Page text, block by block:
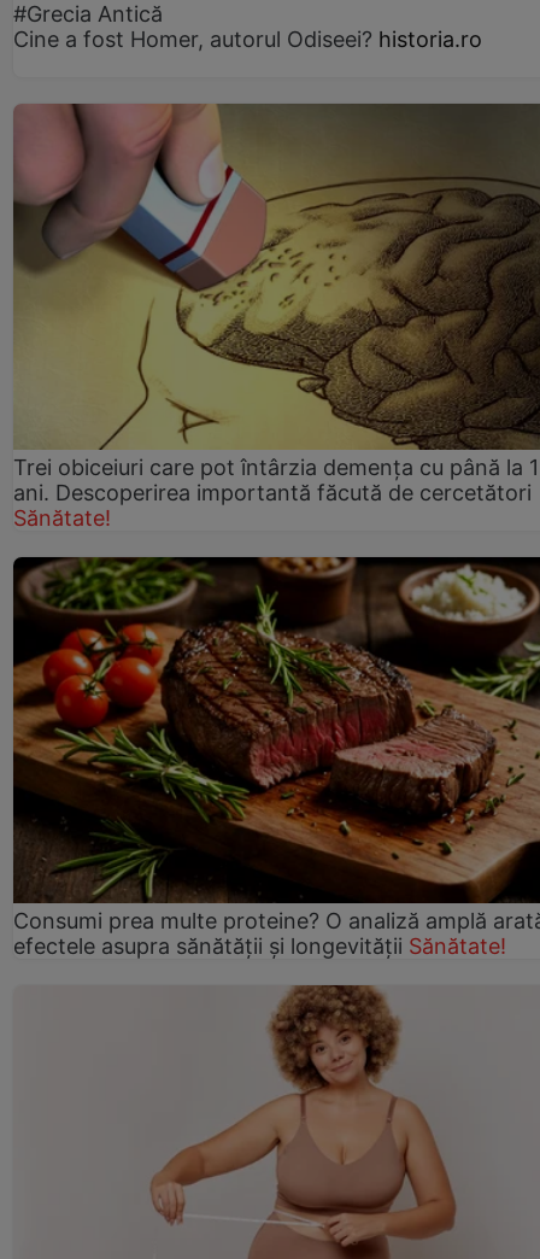
#Grecia Antică
Cine a fost Homer, autorul Odiseei? historia.ro
Trei obiceiuri care pot întârzia demența cu până la
ani. Descoperirea importantă făcută de cercetători
Sănătate!
Consumi prea multe proteine? O analiză amplă
efectele asupra sănătății și longevității Sănătate!